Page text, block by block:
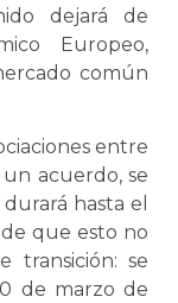
dejará de
Europeo,
común
entre
acuerdo, se
hasta el
que esto no
transición: se
de marzo de